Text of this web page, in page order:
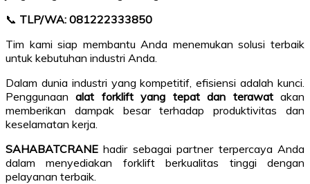
📞 TLP/WA: 081222333850
Tim kami siap membantu Anda menemukan solusi terbaik
untuk kebutuhan industri Anda.
Dalam dunia industri yang kompetitif, efisiensi adalah kunci.
Penggunaanalat forklift yang tepat dan terawatakan
memberikan dampak besar terhadap produktivitas dan
keselamatan kerja.
SAHABATCRANE hadir sebagai partner terpercaya Anda
dalam menyediakan forklift berkualitas tinggi dengan
pelayanan terbaik.